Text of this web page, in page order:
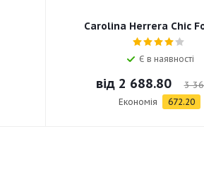
Carolina Herrera Chic
Є в наявності
від 2 688.80 3
Економія 672.20